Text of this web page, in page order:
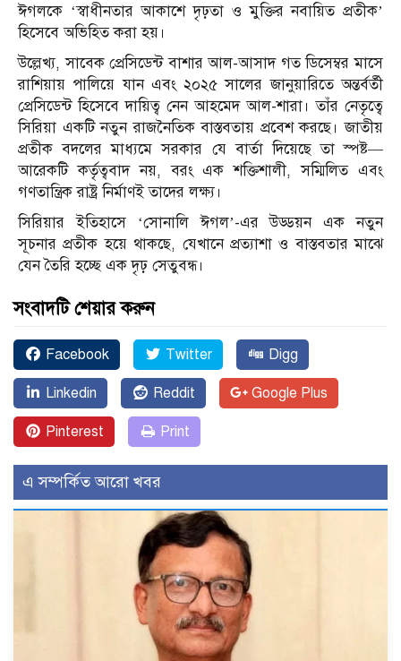
ঈগলকে ‘স্বাধীনতার আকাশে দৃঢ়তা ও মুক্তির নবায়িত প্রতীক’
হিসেবে অভিহিত করা হয়।
উল্লেখ্য, সাবেক প্রেসিডেন্ট বাশার আল-আসাদ গত ডিসেম্বর মাসে
রাশিয়ায় পালিয়ে যান এবং ২০২৫ সালের জানুয়ারিতে অন্তর্বর্তী
প্রেসিডেন্ট হিসেবে দায়িত্ব নেন আহমেদ আল-শারা। তাঁর নেতৃত্বে
সিরিয়া একটি নতুন রাজনৈতিক বাস্তবতায় প্রবেশ করছে। জাতীয়
প্রতীক বদলের মাধ্যমে সরকার যে বার্তা দিয়েছে তা স্পষ্ট—
আরেকটি কর্তৃত্ববাদ নয়, বরং এক শক্তিশালী, সম্মিলিত এবং
গণতান্ত্রিক রাষ্ট্র নির্মাণই তাদের লক্ষ্য।
সিরিয়ার ইতিহাসে ‘সোনালি ঈগল’-এর উড্ডয়ন এক নতুন
সূচনার প্রতীক হয়ে থাকছে, যেখানে প্রত্যাশা ও বাস্তবতার মাঝে
যেন তৈরি হচ্ছে এক দৃঢ় সেতুবন্ধ।
সংবাদটি শেয়ার করুন
Facebook Twitter Digg
Linkedin Reddit Google Plus
Pinterest Print
এ সম্পর্কিত আরো খবর